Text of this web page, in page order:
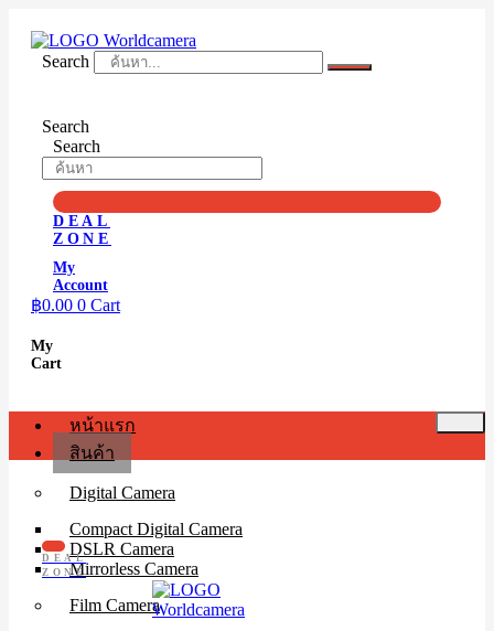
contentSearch
Search
Search
DEAL
ZONE
My
Account
฿0.00 0 Cart
My
Cart
หน้าแรก
สินค้า
Digital Camera
Compact Digital Camera
DSLR Camera
Mirrorless Camera
Film Camera
DEAL
ZONE